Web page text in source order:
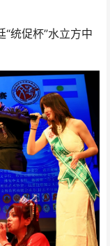
统促杯”水立方中